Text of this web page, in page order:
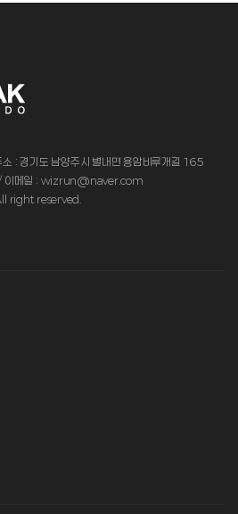
: 경기도 남양주시 별내면 용암비루개길 165
/ 이메일 : wizrun@naver.com
right reserved.